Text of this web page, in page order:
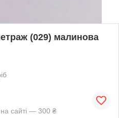
(029) малинова
сайті — 300 ₴